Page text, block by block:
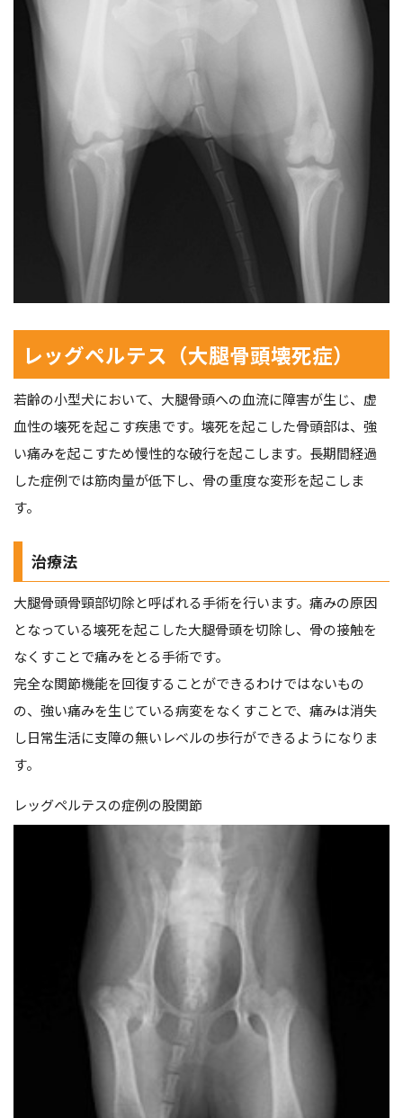
レッグペルテス（大腿骨頭壊死症）
若齢の小型犬において、大腿骨頭への血流に障害が生じ、虚
血性の壊死を起こす疾患です。壊死を起こした骨頭部は、強
い痛みを起こすため慢性的な破行を起こします。長期間経過
した症例では筋肉量が低下し、骨の重度な変形を起こしま
す。
治療法
大腿骨頭骨頸部切除と呼ばれる手術を行います。痛みの原因
となっている壊死を起こした大腿骨頭を切除し、骨の接触を
なくすことで痛みをとる手術です。
完全な関節機能を回復することができるわけではないもの
の、強い痛みを生じている病変をなくすことで、痛みは消失
し日常生活に支障の無いレベルの歩行ができるようになりま
す。
レッグペルテスの症例の股関節